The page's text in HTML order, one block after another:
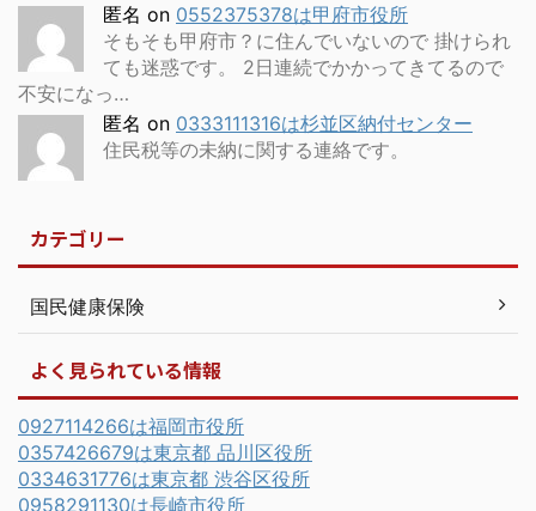
匿名 on 0552375378は甲府市役所
そもそも甲府市？に住んでいないので 掛けられ
ても迷惑です。 2日連続でかかってきてるので
不安になっ…
匿名 on 0333111316は杉並区納付センター
住民税等の未納に関する連絡です。
カテゴリー
国民健康保険
よく見られている情報
0927114266は福岡市役所
0357426679は東京都 品川区役所
0334631776は東京都 渋谷区役所
0958291130は長崎市役所